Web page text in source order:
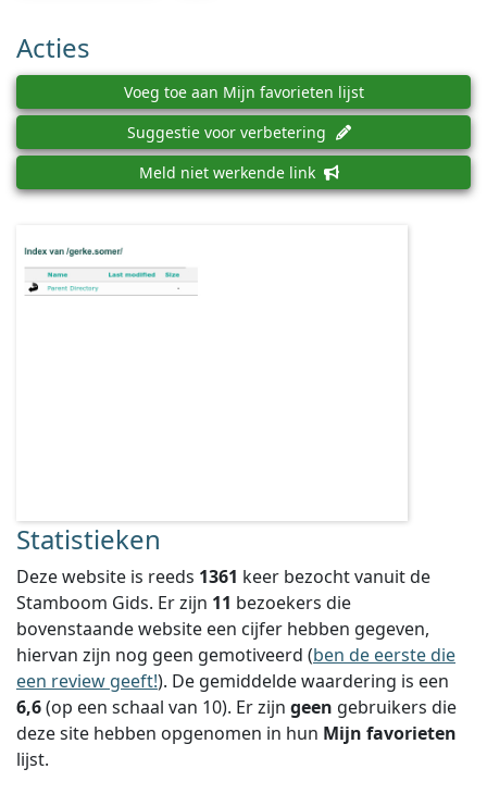
Acties
Voeg toe aan Mijn favorieten lijst
Suggestie voor verbetering
Meld niet werkende link
Statistieken
Deze website is reeds 1361 keer bezocht vanuit de
Stamboom Gids. Er zijn 11 bezoekers die
bovenstaande website een cijfer hebben gegeven,
hiervan zijn nog geen gemotiveerd (ben de eerste die
een review geeft!). De gemiddelde waardering is een
6,6(op een schaal van 10). Er zijn geen gebruikers die
deze site hebben opgenomen in hun Mijn favorieten
lijst.